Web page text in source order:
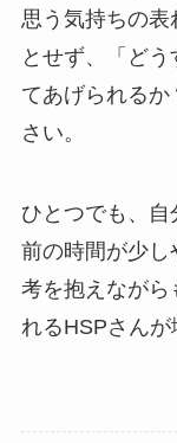
思う気持ちの表
とせず、「ど
てあげられる
さい。
ひとつでも、
前の時間が少し
考を抱えなが
れるHSPさんが